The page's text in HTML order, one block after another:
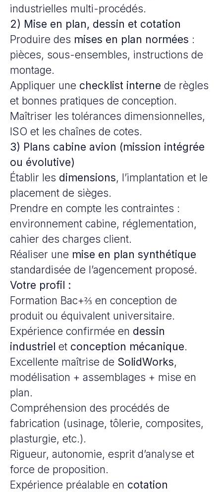
industrielles multi-procédés.
2) Mise en plan, dessin et cotation
Produire des mises en plan normées :
pièces, sous-ensembles, instructions de
montage.
Appliquer une checklist interne de règles
et bonnes pratiques de conception.
Maîtriser les tolérances dimensionnelles,
ISO et les chaînes de cotes.
3) Plans cabine avion (mission intégrée
ou évolutive)
Établir les dimensions, l’implantation et le
placement de sièges.
Prendre en compte les contraintes :
environnement cabine, réglementation,
cahier des charges client.
Réaliser une mise en plan synthétique
standardisée de l’agencement proposé.
Votre profil :
Formation Bac+⅔ en conception de
produit ou équivalent universitaire.
Expérience confirmée en dessin
industriel et conception mécanique.
Excellente maîtrise de SolidWorks,
modélisation + assemblages + mise en
plan.
Compréhension des procédés de
fabrication (usinage, tôlerie, composites,
plasturgie, etc.).
Rigueur, autonomie, esprit d’analyse et
force de proposition.
Expérience préalable en cotation